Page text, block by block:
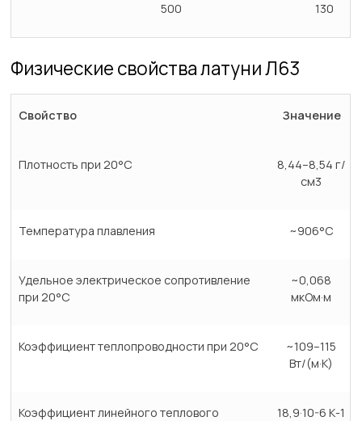
500
130
Физические свойства латуни Л63
Свойство Значение
Плотность при 20°C
8,44–8,54 г/
см3
Температура плавления ~906°C
Удельное электрическое сопротивление
при 20°C
~0,068
мкОм·м
Коэффициент теплопроводности при 20°C
~109–115
Вт/(м·К)
Коэффициент линейного теплового
18,9·10-6 К-1